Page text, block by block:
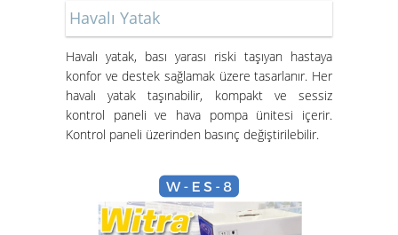
Hasta Karyolası ve Havalı Yatak
Nasıl Kurulur?
Havalı Yatak
Havalı yatak, bası yarası riski taşıyan hastaya
konfor ve destek sağlamak üzere tasarlanır. Her
havalı yatak taşınabilir, kompakt ve sessiz
kontrol paneli ve hava pompa ünitesi içerir.
Kontrol paneli üzerinden basınç değiştirilebilir.